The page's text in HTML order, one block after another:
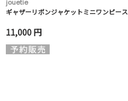
jouetie
ギャザーリボンジャケットミニワンピース
11,000 円